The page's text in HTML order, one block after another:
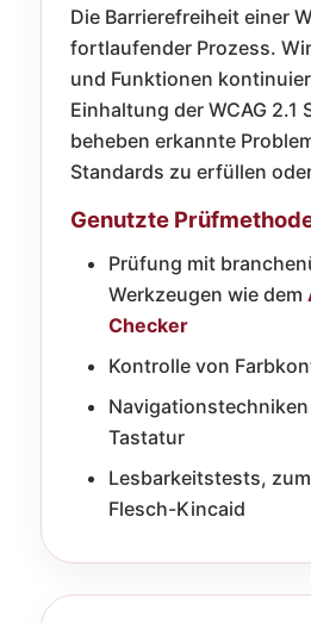
Die Barrierefreiheit einer
fortlaufender Prozess.
und Funktionen
Einhaltung der WCAG 2.1
beheben erkannte
Standards zu erfüllen
Genutzte
Prüfung mit
Werkzeugen wie dem
Checker
Kontrolle von
Tastatur
Lesbarkeitstests,
Flesch-Kincaid